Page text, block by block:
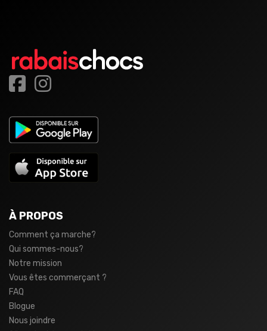
À PROPOS
Comment ça marche?
Qui sommes-nous?
Notre mission
Vous êtes commerçant ?
FAQ
Blogue
Nous joindre